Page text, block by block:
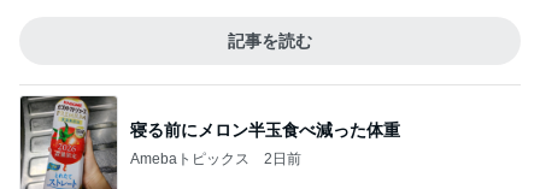
記事を読む
寝る前にメロン半玉食べ減った体重
Amebaトピックス 2日前